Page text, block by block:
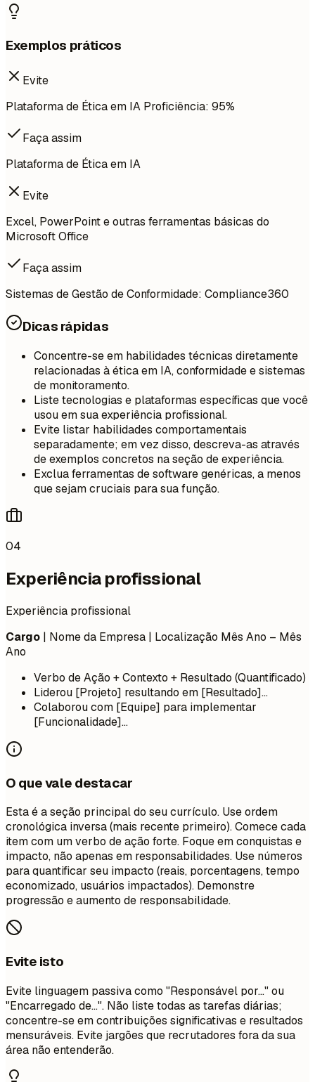
Exemplos práticos
Evite
Plataforma de Ética em IA Proficiência: 95%
Faça assim
Plataforma de Ética em IA
Evite
Excel, PowerPoint e outras ferramentas básicas do
Microsoft Office
Faça assim
Sistemas de Gestão de Conformidade: Compliance360
Dicas rápidas
Concentre-se em habilidades técnicas diretamente
relacionadas à ética em IA, conformidade e sistemas
de monitoramento.
Liste tecnologias e plataformas específicas que você
usou em sua experiência profissional.
Evite listar habilidades comportamentais
separadamente; em vez disso, descreva-as através
de exemplos concretos na seção de experiência.
Exclua ferramentas de software genéricas, a menos
que sejam cruciais para sua função.
04
Experiência profissional
Experiência profissional
Cargo | Nome da Empresa | Localização Mês Ano – Mês
Ano
Verbo de Ação + Contexto + Resultado (Quantificado)
Liderou [Projeto] resultando em [Resultado]...
Colaborou com [Equipe] para implementar
[Funcionalidade]...
O que vale destacar
Esta é a seção principal do seu currículo. Use ordem
cronológica inversa (mais recente primeiro). Comece cada
item com um verbo de ação forte. Foque em conquistas e
impacto, não apenas em responsabilidades. Use números
para quantificar seu impacto (reais, porcentagens, tempo
economizado, usuários impactados). Demonstre
progressão e aumento de responsabilidade.
Evite isto
Evite linguagem passiva como "Responsável por..." ou
"Encarregado de...". Não liste todas as tarefas diárias;
concentre-se em contribuições significativas e resultados
mensuráveis. Evite jargões que recrutadores fora da sua
área não entenderão.